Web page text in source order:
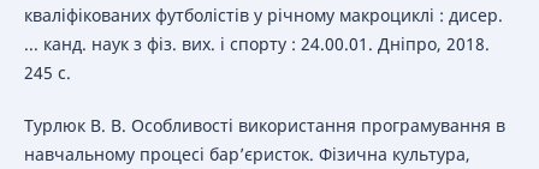
кваліфікованих футболістів у річному макроциклі : дисер.
... канд. наук з фіз. вих. і спорту : 24.00.01. Дніпро, 2018.
245 с.
Турлюк В. В. Особливості використання програмування в
навчальному процесі бар’єристок. Фізична культура,